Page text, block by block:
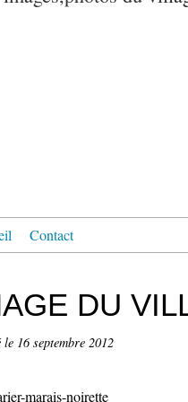
Contact
DU
le 16 septembre 2012